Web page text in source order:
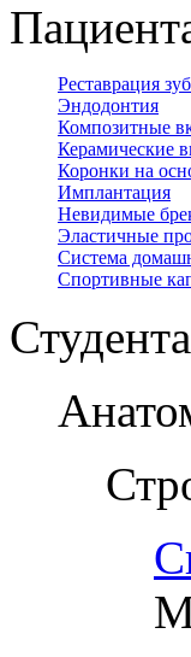
Реставрация
Эндодонтия
Композитные
Керамические
Коронки на
Имплантация
Невидимые
Эластичные
Система
Спортивные